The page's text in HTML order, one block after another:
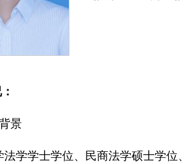
景
法学学士学位、民商法学硕士学位